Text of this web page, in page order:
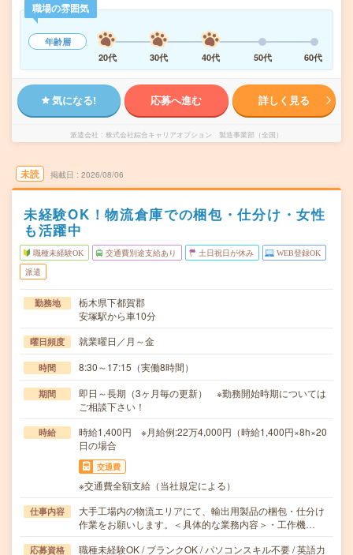
職場の雰囲気
年齢層
20代
30代 40代 50代 60代
気になる! 応募へ進む 詳しく見る
派遣会社 株式会社綜合キャリアオプション 製造事業部（全国）
未読 掲載日 2026/08/06
未経験OK！物流倉庫での梱包・仕分け・女性
も活躍中
職種未経験OK 交通費別途支給あり 土日祝日が休み WEB登録OK
派遣
勤務地
栃木県下都賀郡
安塚駅から車10分
曜日頻度 就業曜日／月～金
時間 8:30～17:15（実働8時間）
期間
即日～長期（3ヶ月毎の更新） ※勤務開始時期については
ご相談下さい！
時給
時給1,400円 ※月給例:22万4,000円（時給1,400円×8h×20
日の場合
交通費
※交通費全額支給（当社規定による）
仕事内容
大手工場内の物流エリアにて、輸出用製品の梱包・仕分け
作業をお願いします。＜具体的な業務内容＞・工作機…
応募資格 職種未経験OK / ブランクOK / パソコンスキル不要 / 英語力